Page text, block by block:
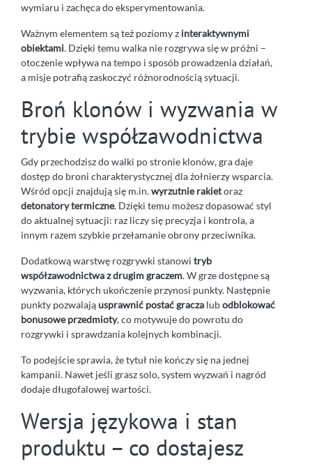
wymiaru i zachęca do eksperymentowania.
Ważnym elementem są też poziomy z interaktywnymi
obiektami. Dzięki temu walka nie rozgrywa się w próżni –
otoczenie wpływa na tempo i sposób prowadzenia działań,
a misje potrafią zaskoczyć różnorodnością sytuacji.
Broń klonów i wyzwania w
trybie współzawodnictwa
Gdy przechodzisz do walki po stronie klonów, gra daje
dostęp do broni charakterystycznej dla żołnierzy wsparcia.
Wśród opcji znajdują się m.in.wyrzutnie rakietoraz
detonatory termiczne. Dzięki temu możesz dopasować styl
do aktualnej sytuacji: raz liczy się precyzja i kontrola, a
innym razem szybkie przełamanie obrony przeciwnika.
Dodatkową warstwę rozgrywki stanowi tryb
współzawodnictwa z drugim graczem. W grze dostępne są
wyzwania, których ukończenie przynosi punkty. Następnie
punkty pozwalająusprawnić postać gracza lubodblokować
bonusowe przedmioty, co motywuje do powrotu do
rozgrywki i sprawdzania kolejnych kombinacji.
To podejście sprawia, że tytuł nie kończy się na jednej
kampanii. Nawet jeśli grasz solo, system wyzwań i nagród
dodaje długofalowej wartości.
Wersja językowa i stan
produktu – co dostajesz